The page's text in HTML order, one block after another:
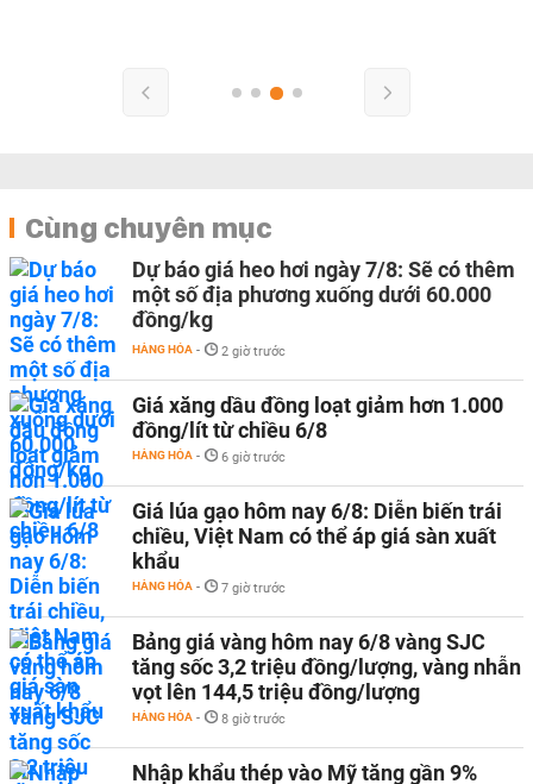
Cùng chuyên mục
Dự báo giá heo hơi ngày 7/8: Sẽ có thêm
một số địa phương xuống dưới 60.000
đồng/kg
HÀNG HÓA - 2 giờ trước
Giá xăng dầu đồng loạt giảm hơn 1.000
đồng/lít từ chiều 6/8
HÀNG HÓA - 6 giờ trước
Giá lúa gạo hôm nay 6/8: Diễn biến trái
chiều, Việt Nam có thể áp giá sàn xuất
khẩu
HÀNG HÓA - 7 giờ trước
Bảng giá vàng hôm nay 6/8 vàng SJC
tăng sốc 3,2 triệu đồng/lượng, vàng nhẫn
vọt lên 144,5 triệu đồng/lượng
HÀNG HÓA - 8 giờ trước
Nhập khẩu thép vào Mỹ tăng gần 9%